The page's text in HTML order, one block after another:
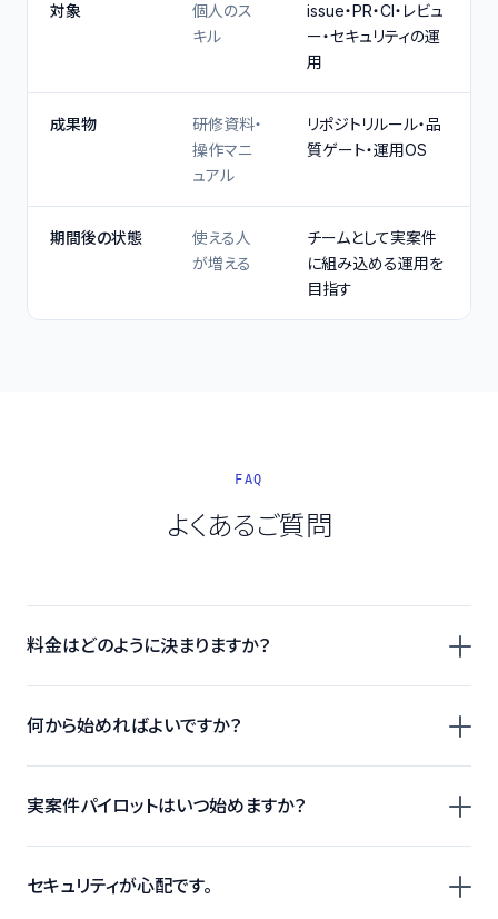
対象
個人のス
キル
issue・PR・CI・レビュ
ー・セキュリティの運
用
成果物
研修資料・
操作マニ
ュアル
リポジトリルール・品
質ゲート・運用OS
期間後の状態
使える人
が増える
チームとして実案件
に組み込める運用を
目指す
FAQ
よくあるご質問
料金はどのように決まりますか？
何から始めればよいですか？
実案件パイロットはいつ始めますか？
セキュリティが心配です。